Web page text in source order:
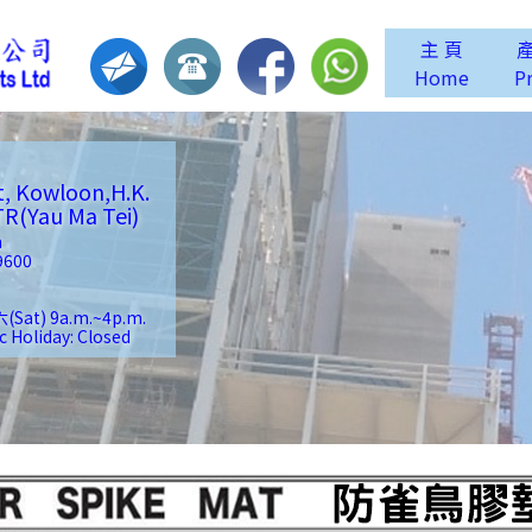
主 頁
Home
Kowloon,H.K.
Ma Tei)
(Sat) 9a.m.~4p.m.
Holiday: Closed